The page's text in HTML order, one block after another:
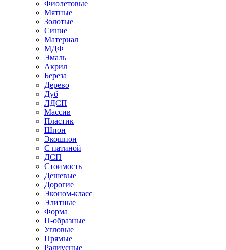
Фиолетовые
Мятные
Золотые
Синие
Материал
МДФ
Эмаль
Акрил
Береза
Дерево
Дуб
ЛДСП
Массив
Пластик
Шпон
Экошпон
С патиной
ДСП
Стоимость
Дешевые
Дорогие
Эконом-класс
Элитные
Форма
П-образные
Угловые
Прямые
Радиусные